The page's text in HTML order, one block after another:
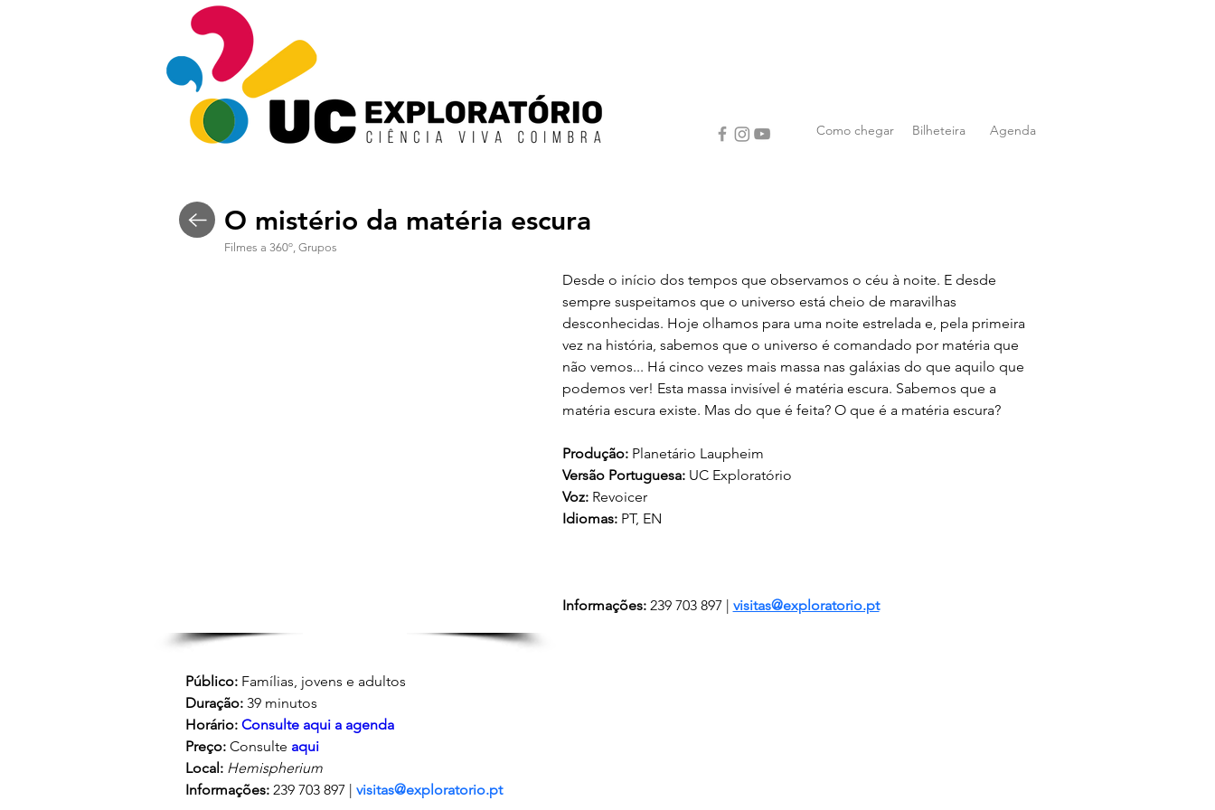
Como chegar Bilheteira Agenda
O mistério da matéria escura
Filmes a 360º, Grupos
Público: Famílias, jovens e adultos
Duração: 39 minutos
Horário: Consulte aqui a agenda
Preço: Consulte aqui
Local: Hemispherium
Informações: 239 703 897 | visitas@exploratorio.pt
Desde o início dos tempos que observamos o céu à noite. E desde
sempre suspeitamos que o universo está cheio de maravilhas
desconhecidas. Hoje olhamos para uma noite estrelada e, pela primeira
vez na história, sabemos que o universo é comandado por matéria que
não vemos... Há cinco vezes mais massa nas galáxias do que aquilo que
podemos ver! Esta massa invisível é matéria escura. Sabemos que a
matéria escura existe. Mas do que é feita? O que é a matéria escura?
Produção: Planetário Laupheim
Versão Portuguesa: UC Exploratório
Voz: Revoicer
Idiomas: PT, EN
Informações: 239 703 897 | visitas@exploratorio.pt